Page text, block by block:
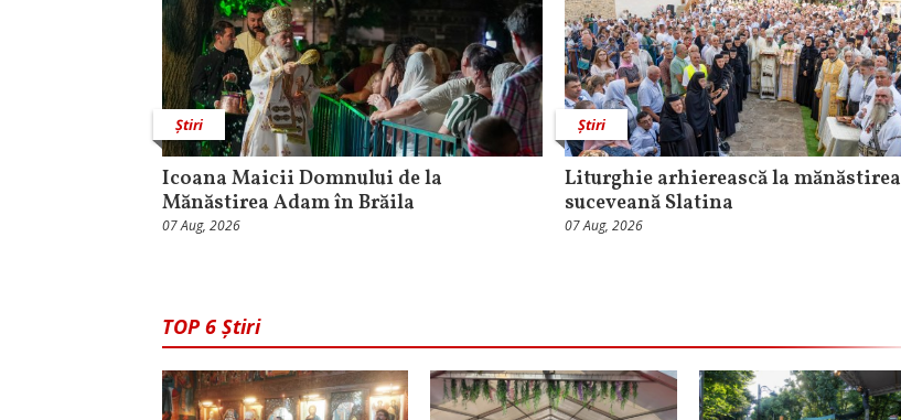
Știri
Icoana Maicii Domnului de la
Mănăstirea Adam în Brăila
07 Aug, 2026
Știri
Liturghie arhierească la mănăstirea
suceveană Slatina
07 Aug, 2026
TOP 6 Știri